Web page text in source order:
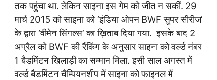
तक पहुंचा था. लेकिन साइना इस गेम को जीत न सकीं. 29
मार्च 2015 को साइना को ‘इंडिया ओपन BWF सुपर सीरीज’
के द्वारा ‘वीमेन सिंगल्स’ का ख़िताब दिया गया. इसके बाद 2
अप्रैल को BWF की रैंकिंग के अनुसार साइना को वर्ल्ड नंबर
1 बैडमिंटन खिलाड़ी का सम्मान मिला. इसी साल अगस्त में
वर्ल्ड बैडमिंटन चैम्पियनशीप में साइना को फाइनल में